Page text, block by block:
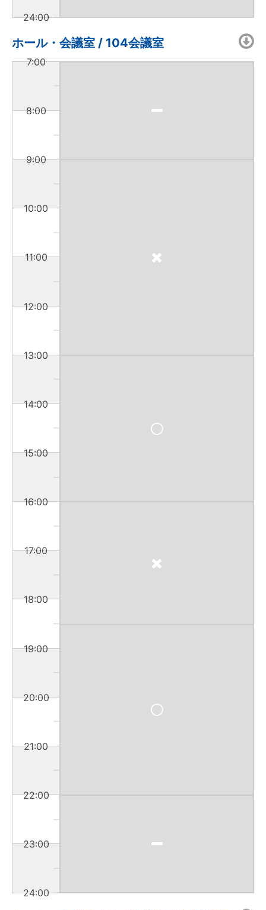
24:00
ホール・会議室 / 104会議室
7:00
8:00
9:00
10:00
11:00
12:00
13:00
14:00
15:00
16:00
17:00
18:00
19:00
20:00
21:00
22:00
23:00
24:00